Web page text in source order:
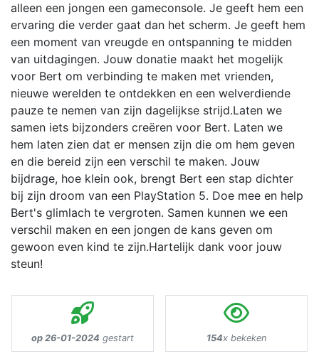
alleen een jongen een gameconsole. Je geeft hem een
ervaring die verder gaat dan het scherm. Je geeft hem
een moment van vreugde en ontspanning te midden
van uitdagingen. Jouw donatie maakt het mogelijk
voor Bert om verbinding te maken met vrienden,
nieuwe werelden te ontdekken en een welverdiende
pauze te nemen van zijn dagelijkse strijd.Laten we
samen iets bijzonders creëren voor Bert. Laten we
hem laten zien dat er mensen zijn die om hem geven
en die bereid zijn een verschil te maken. Jouw
bijdrage, hoe klein ook, brengt Bert een stap dichter
bij zijn droom van een PlayStation 5. Doe mee en help
Bert's glimlach te vergroten. Samen kunnen we een
verschil maken en een jongen de kans geven om
gewoon even kind te zijn.Hartelijk dank voor jouw
steun!
op 26-01-2024 gestart 154x bekeken